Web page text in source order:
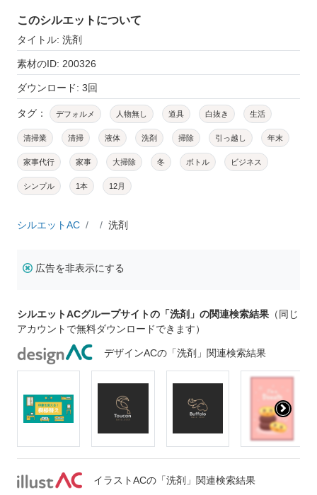
このシルエットについて
タイトル: 洗剤
素材のID: 200326
ダウンロード: 3回
タグ： デフォルメ 人物無し 道具 白抜き 生活
清掃業 清掃 液体 洗剤 掃除 引っ越し 年末
家事代行 家事 大掃除 冬 ボトル ビジネス
シンプル 1本 12月
シルエットAC 洗剤
広告を非表示にする
シルエットACグループサイトの「洗剤」の関連検索結果 （同じ
アカウントで無料ダウンロードできます）
デザインACの「洗剤」関連検索結果
イラストACの「洗剤」関連検索結果